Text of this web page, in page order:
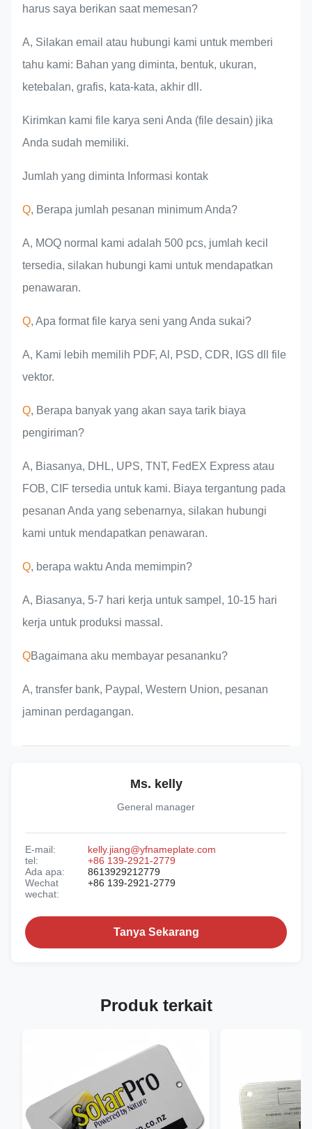
harus saya berikan saat memesan?
A, Silakan email atau hubungi kami untuk memberi
tahu kami: Bahan yang diminta, bentuk, ukuran,
ketebalan, grafis, kata-kata, akhir dll.
Kirimkan kami file karya seni Anda (file desain) jika
Anda sudah memiliki.
Jumlah yang diminta Informasi kontak
Q, Berapa jumlah pesanan minimum Anda?
A, MOQ normal kami adalah 500 pcs, jumlah kecil
tersedia, silakan hubungi kami untuk mendapatkan
penawaran.
Q, Apa format file karya seni yang Anda sukai?
A, Kami lebih memilih PDF, Al, PSD, CDR, IGS dll file
vektor.
Q, Berapa banyak yang akan saya tarik biaya
pengiriman?
A, Biasanya, DHL, UPS, TNT, FedEX Express atau
FOB, CIF tersedia untuk kami. Biaya tergantung pada
pesanan Anda yang sebenarnya, silakan hubungi
kami untuk mendapatkan penawaran.
Q, berapa waktu Anda memimpin?
A, Biasanya, 5-7 hari kerja untuk sampel, 10-15 hari
kerja untuk produksi massal.
QBagaimana aku membayar pesananku?
A, transfer bank, Paypal, Western Union, pesanan
jaminan perdagangan.
Ms. kelly
General manager
E-mail:
kelly.jiang@yfnameplate.com
tel:
+86 139-2921-2779
Ada apa:
8613929212779
Wechat
wechat:
+86 139-2921-2779
Tanya Sekarang
Produk terkait